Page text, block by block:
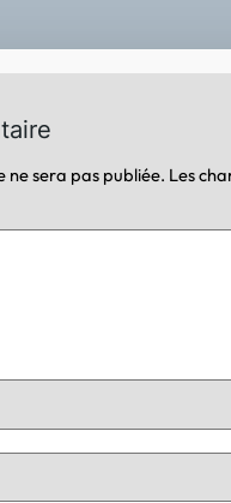
ne sera pas publiée. Les